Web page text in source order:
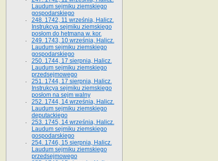
Laudum sejmiku ziemskiego
gospodarskiego
248. 1742, 11 września, Halicz.
Instrukcya sejmiku ziemskiego
posłom do hetmana w. kor.
249. 1743, 10 września, Halicz.
Laudum sejmiku ziemskiego
gospodarskiego
250. 1744, 17 sierpnia, Halicz.
Laudum sejmiku ziemskiego
przedsejmowego
251. 1744, 17 sierpnia, Halicz.
Instrukcya sejmiku ziemskiego
posłom na sejm walny
252. 1744, 14 września, Halicz.
Laudum sejmiku ziemskiego
deputackiego
253. 1745, 14 września, Halicz.
Laudum sejmiku ziemskiego
gospodarskiego
254. 1746, 15 sierpnia, Halicz.
Laudum sejmiku ziemskiego
przedsejmowego